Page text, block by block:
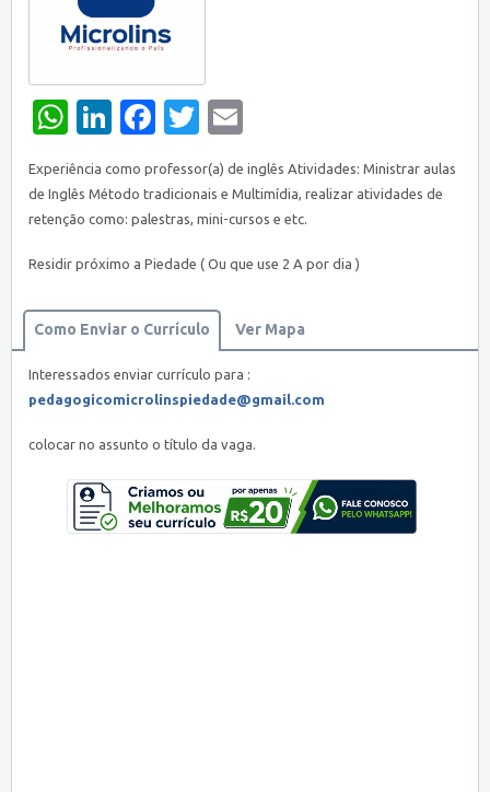
WhatsApp
LinkedIn
Facebook
Twitter
Experiência como professor(a) de inglês Atividades: Ministrar aulas
de Inglês Método tradicionais e Multimídia, realizar atividades de
retenção como: palestras, mini-cursos e etc.
Residir próximo a Piedade ( Ou que use 2 A por dia )
Como Enviar o Currículo Ver Mapa
Interessados enviar currículo para :
pedagogicomicrolinspiedade@gmail.com
colocar no assunto o título da vaga.